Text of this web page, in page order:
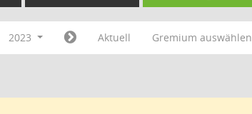
2023 Aktuell Gremium auswählen